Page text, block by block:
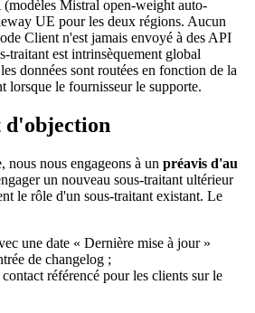
Mistral open-weight auto-
UE pour les deux régions. Aucun
Client n'est jamais envoyé à des API
traitant est intrinsèquement global
données sont routées en fonction de la
lorsque le fournisseur le supporte.
d'objection
nous nous engageons à un préavis d'au
un nouveau sous-traitant ultérieur
le rôle d'un sous-traitant existant. Le
une date « Dernière mise à jour »
de changelog ;
référencé pour les clients sur le